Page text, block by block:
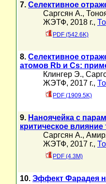
7. Селективное
Саргсян А.,
ЖЭТФ, 2018 г.,
PDF (542.6K)
8. Селективное
атомов Rb и Cs:
Клингер Э.,
ЖЭТФ, 2017 г.,
PDF (1909.5K)
9. Наноячейка с
критическое
Саргсян А.,
ЖЭТФ, 2017 г.,
PDF (4.3M)
10. Эффект Фарадея